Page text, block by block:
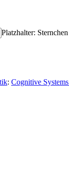
Platzhalter:
: Cognitive